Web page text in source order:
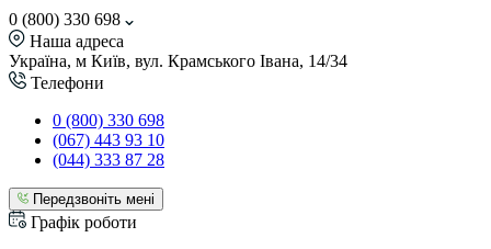
0 (800) 330 698
Наша адреса
Україна, м Київ, вул. Крамського Івана, 14/34
Телефони
0 (800) 330 698
(067) 443 93 10
(044) 333 87 28
Передзвоніть мені
Графік роботи